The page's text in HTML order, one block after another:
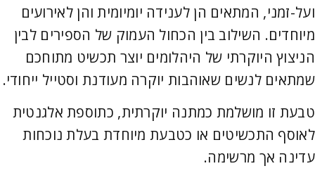
ועל-זמני, המתאים הן לענידה יומיומית והן לאירועים
מיוחדים. השילוב בין הכחול העמוק של הספירים לבין
הניצוץ היוקרתי של היהלומים יוצר תכשיט מתוחכם
שמתאים לנשים שאוהבות יוקרה מעודנת וסטייל ייחודי.
טבעת זו מושלמת כמתנה יוקרתית, כתוספת אלגנטית
לאוסף התכשיטים או כטבעת מיוחדת בעלת נוכחות
עדינה אך מרשימה.